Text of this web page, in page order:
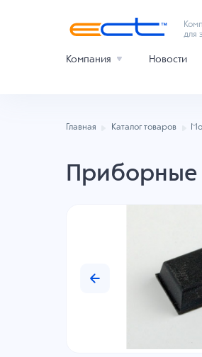
для
Компания Новости
Главная Каталог товаров
Приборные